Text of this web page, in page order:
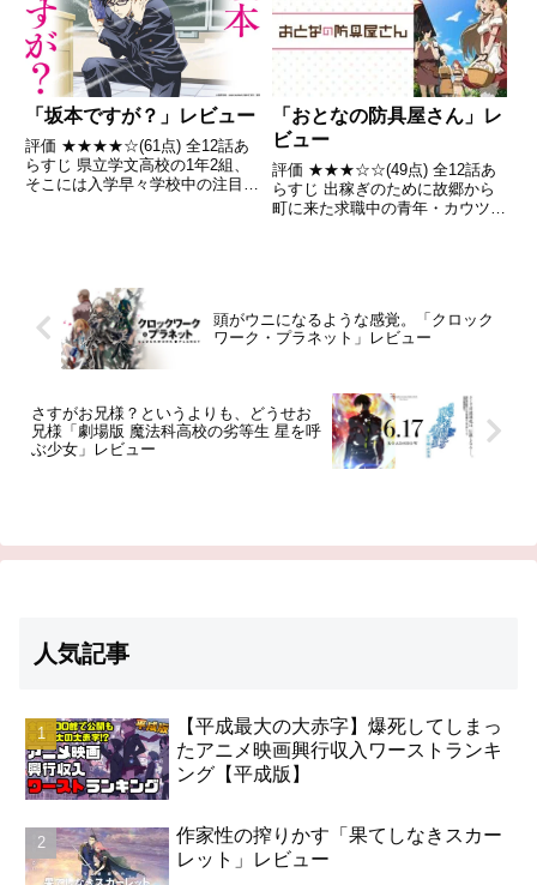
「坂本ですが？」レビュー
評価 ★★★★☆(61点) 全12話あ
らすじ 県立学文高校の1年2組、
そこには入学早々学校中の注目を
「おとなの防具屋さん」レ
ビュー
評価 ★★★☆☆(49点) 全12話あ
らすじ 出稼ぎのために故郷から
町に来た求職中の青年・カウツ
頭がウニになるような感覚。「クロック
ワーク・プラネット」レビュー
さすがお兄様？というよりも、どうせお
兄様「劇場版 魔法科高校の劣等生 星を呼
ぶ少女」レビュー
人気記事
【平成最大の大赤字】爆死してしまっ
たアニメ映画興行収入ワーストランキ
ング【平成版】
作家性の搾りかす「果てしなきスカー
レット」レビュー